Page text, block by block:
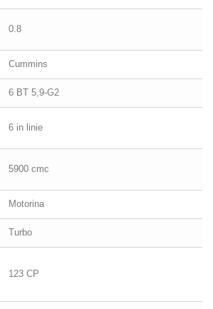
0.8
Cummins
6 BT 5,9-G2
6 in linie
5900 cmc
Motorina
Turbo
123 CP